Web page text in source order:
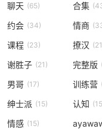
聊天 (65) 合集
约会 (34) 情商
课程 (23) 撩汉
谢胜子 (21) 完整版
男哥 (17) 训练营
绅士派 (15) 认知
情感 (15)